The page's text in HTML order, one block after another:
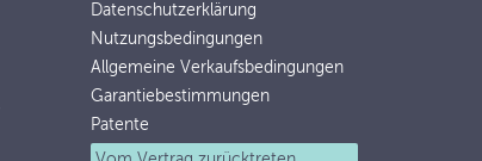
Datenschutzerklärung
Nutzungsbedingungen
Allgemeine Verkaufsbedingungen
Garantiebestimmungen
Patente